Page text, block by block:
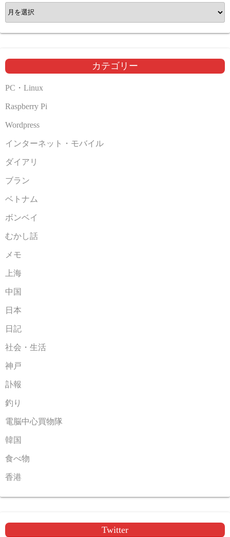
ア
ー
カ
ブ
カテゴリー
PC・Linux
Raspberry Pi
Wordpress
インターネット・モバイル
ダイアリ
ブラン
ベトナム
ボンベイ
むかし話
メモ
上海
中国
日本
日記
社会・生活
神戸
訃報
釣り
電脳中心買物隊
韓国
食べ物
香港
Twitter